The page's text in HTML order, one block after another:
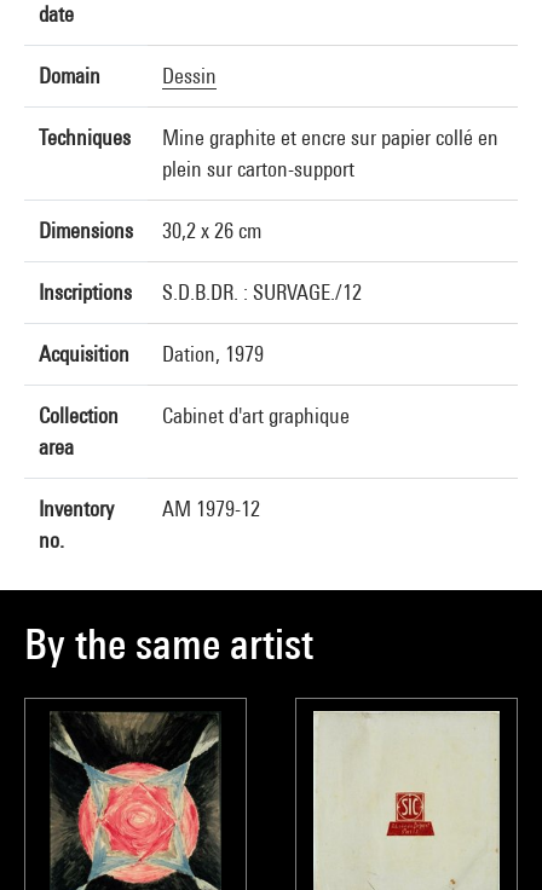
date
Domain Dessin
Techniques
Mine graphite et encre sur papier collé en
plein sur carton-support
Dimensions 30,2 x 26 cm
Inscriptions S.D.B.DR. : SURVAGE./12
Acquisition Dation, 1979
Collection
area
Cabinet d'art graphique
Inventory
no.
AM 1979-12
By the same artist